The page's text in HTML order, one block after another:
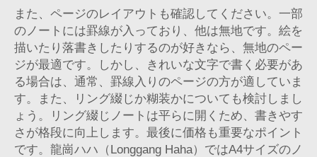
また、ページのレイアウトも確認してください。一部
のノートには罫線が入っており、他は無地です。絵を
描いたり落書きしたりするのが好きなら、無地のペー
ジが最適です。しかし、きれいな文字で書く必要があ
る場合は、通常、罫線入りのページの方が適していま
す。また、リング綴じか糊装かについても検討しまし
ょう。リング綴じノートは平らに開くため、書きやす
さが格段に向上します。最後に価格も重要なポイント
です。龍崗ハハ（Longgang Haha）ではA4サイズのノ